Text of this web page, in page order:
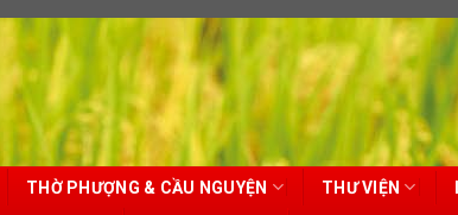
THỜ PHƯỢNG & CẦU NGUYỆN THƯ VIỆN